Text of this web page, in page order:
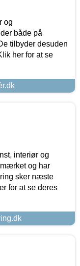
og
både på
tilbyder desuden
her for at se
interiør og
og har
sker næste
for at se deres